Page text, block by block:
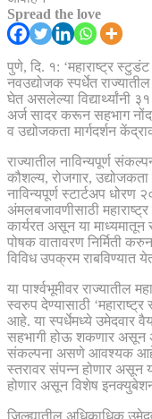
Spread the love
पुणे, दि. १: ‘महाराष्ट्र
नवउद्योजक स्पर्धेत
घेत असलेल्या विद्यार्थ्यांनी
अर्ज सादर करून सहभाग
व उद्योजकता मार्गदर्शन
राज्यातील नाविन्यपूर्ण
कौशल्य, रोजगार, उद्योजकता
नाविन्यपूर्ण स्टार्टअप
अंमलबजावणीसाठी
कार्यरत असून या माध्यमातून
पोषक वातावरण निर्मिती
विविध उपक्रम राबविण्यात
या पार्श्वभूमीवर राज्यातील
स्वरुप देण्यासाठी
आहे. या स्पर्धेमध्ये उमेदवार
सहभागी होऊ शकणार असून
संकल्पना असणे आवश्यक आहे.
स्तरावर संपन्न होणार असून
होणार असून विशेष
जिल्ह्यातील अधिकाधिक